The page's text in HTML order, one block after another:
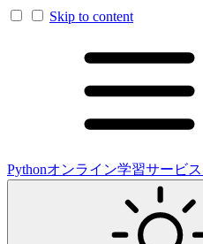
Skip to content
Pythonオンライン学習サービ